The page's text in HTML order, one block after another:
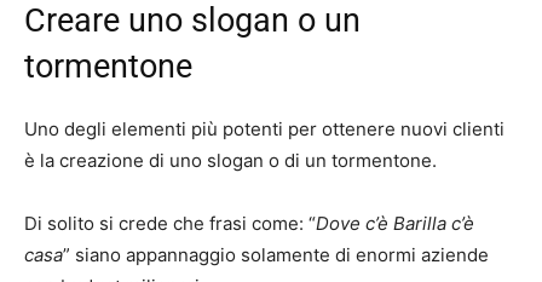
Creare uno slogan o un
tormentone
Uno degli elementi più potenti per ottenere nuovi clienti
è la creazione di uno slogan o di un tormentone.
Di solito si crede che frasi come: “Dove c’è Barilla c’è
casa” siano appannaggio solamente di enormi aziende